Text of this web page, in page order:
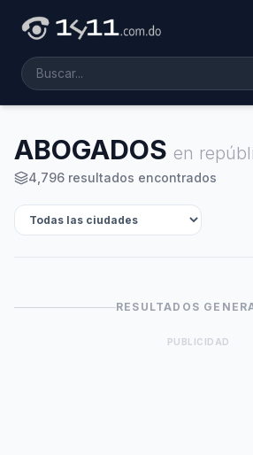
ABOGADOS en
4,796 resultados encontrados
RESULTADOS
PUBLICIDAD